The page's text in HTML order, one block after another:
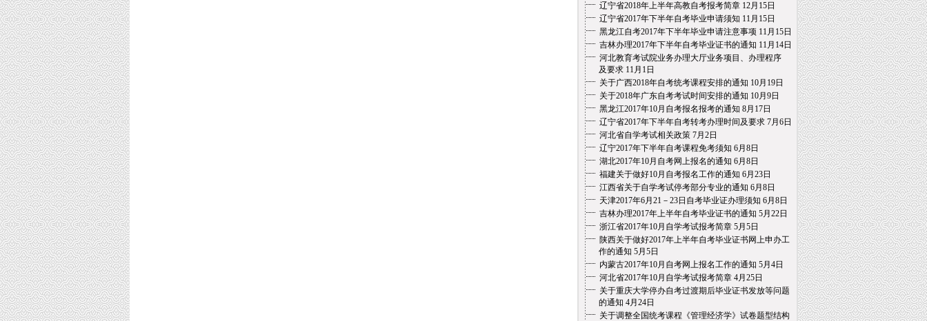
辽宁省2018年上半年高教自考报考简章12月15日
辽宁省2017年下半年自考毕业申请须知 11月15日
黑龙江自考2017年下半年毕业申请注意事项11月15日
吉林办理2017年下半年自考毕业证书的通知 11月14日
河北教育考试院业务办理大厅业务项目、办理程序
及要求11月1日
关于广西2018年自考统考课程安排的通知 10月19日
关于2018年广东自考考试时间安排的通知 10月9日
黑龙江2017年10月自考报名报考的通知 8月17日
辽宁省2017年下半年自考转考办理时间及要求7月6日
河北省自学考试相关政策7月2日
辽宁2017年下半年自考课程免考须知 6月8日
湖北2017年10月自考网上报名的通知 6月8日
福建关于做好10月自考报名工作的通知 6月23日
江西省关于自学考试停考部分专业的通知 6月8日
天津2017年6月21－23日自考毕业证办理须知 6月8日
吉林办理2017年上半年自考毕业证书的通知 5月22日
浙江省2017年10月自学考试报考简章5月5日
陕西关于做好2017年上半年自考毕业证书网上申办工
作的通知 5月5日
内蒙古2017年10月自考网上报名工作的通知 5月4日
河北省2017年10月自学考试报考简章4月25日
关于重庆大学停办自考过渡期后毕业证书发放等问题
的通知 4月24日
关于调整全国统考课程《管理经济学》试卷题型结构